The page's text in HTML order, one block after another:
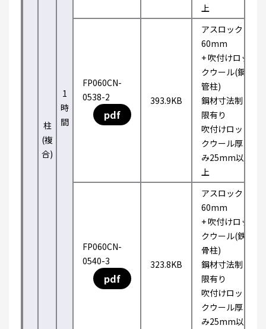
柱
(複
合)
1
時
間
上
FP060CN-
0538-2
pdf
393.9KB
アスロック
60mm
+ 吹付けロッ
クウール(鋼
管柱)
鋼材寸法制
限有り
吹付けロッ
クウール厚
み25mm以
上
FP060CN-
0540-3
pdf
323.8KB
アスロック
60mm
+ 吹付けロッ
クウール(鉄
骨柱)
鋼材寸法制
限有り
吹付けロッ
クウール厚
み25mm以